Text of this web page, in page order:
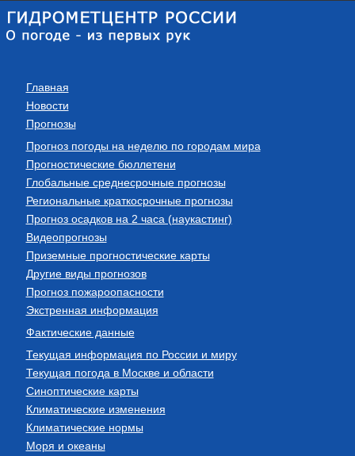
Главная
Новости
Прогнозы
Прогноз погоды на неделю по городам мира
Прогностические бюллетени
Глобальные среднесрочные прогнозы
Региональные краткосрочные прогнозы
Прогноз осадков на 2 часа (наукастинг)
Видеопрогнозы
Приземные прогностические карты
Другие виды прогнозов
Прогноз пожароопасности
Экстренная информация
Фактические данные
Текущая информация по России и миру
Текущая погода в Москве и области
Синоптические карты
Климатические изменения
Климатические нормы
Моря и океаны